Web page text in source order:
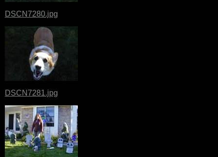
DSCN7280.jpg
DSCN7281.jpg